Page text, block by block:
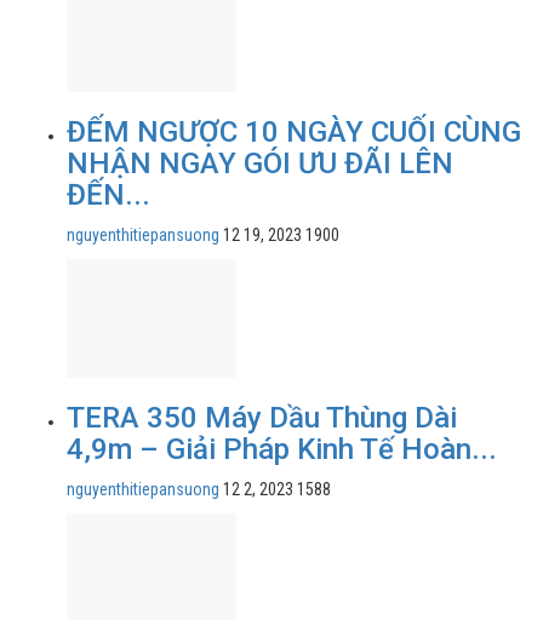
ĐẾM NGƯỢC 10 NGÀY CUỐI CÙNG
NHẬN NGAY GÓI ƯU ĐÃI LÊN
ĐẾN...
nguyenthitiepansuong 12 19, 2023 1900
TERA 350 Máy Dầu Thùng Dài
4,9m – Giải Pháp Kinh Tế Hoàn...
nguyenthitiepansuong 12 2, 2023 1588